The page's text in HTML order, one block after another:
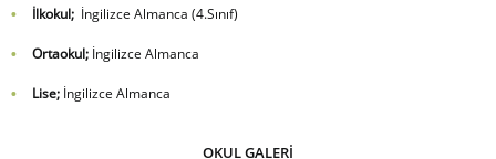
İlkokul; İngilizce Almanca (4.Sınıf)
Ortaokul; İngilizce Almanca
Lise; İngilizce Almanca
OKUL GALERİ